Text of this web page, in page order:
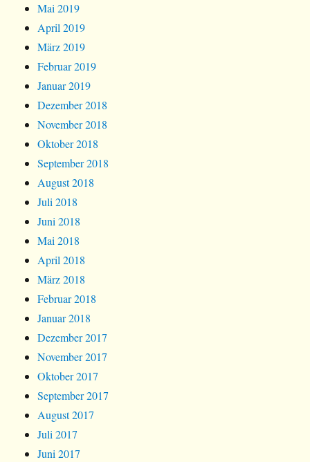
Mai 2019
April 2019
März 2019
Februar 2019
Januar 2019
Dezember 2018
November 2018
Oktober 2018
September 2018
August 2018
Juli 2018
Juni 2018
Mai 2018
April 2018
März 2018
Februar 2018
Januar 2018
Dezember 2017
November 2017
Oktober 2017
September 2017
August 2017
Juli 2017
Juni 2017